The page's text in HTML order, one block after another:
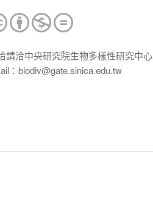
請洽中央研究院生物多樣性研究中心
：biodiv@gate.sinica.edu.tw